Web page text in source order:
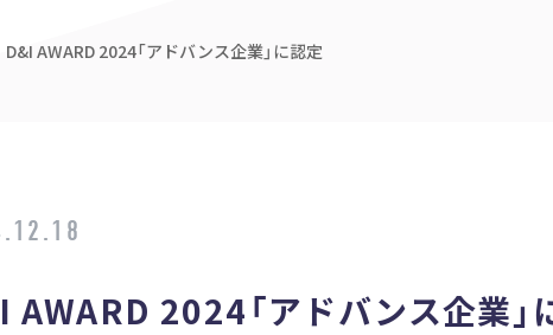
D&I AWARD 2024「アドバンス企業」に認定
AWARD 2024「アドバンス企業」